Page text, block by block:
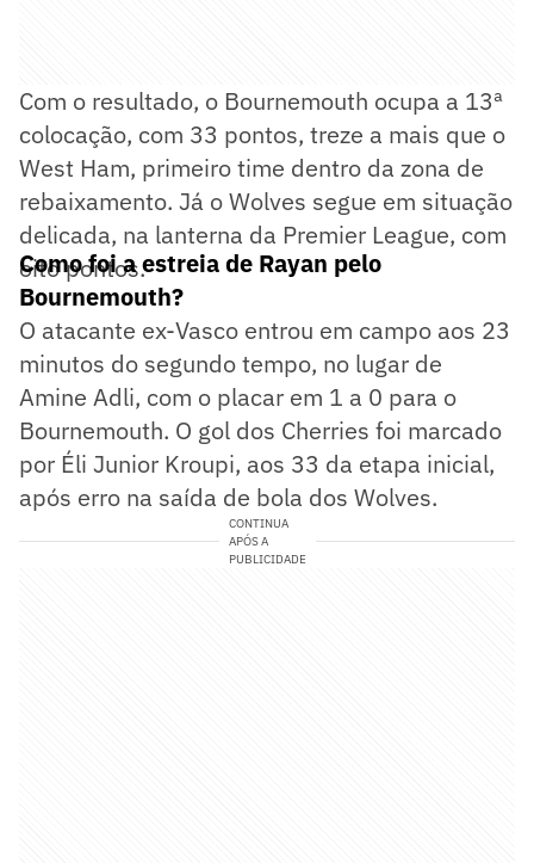
Com o resultado, o Bournemouth ocupa a 13ª
colocação, com 33 pontos, treze a mais que o
West Ham, primeiro time dentro da zona de
rebaixamento. Já o Wolves segue em situação
delicada, na lanterna da Premier League, com
oito pontos.
Como foi a estreia de Rayan pelo
Bournemouth?
O atacante ex-Vasco entrou em campo aos 23
minutos do segundo tempo, no lugar de
Amine Adli, com o placar em 1 a 0 para o
Bournemouth. O gol dos Cherries foi marcado
por Éli Junior Kroupi, aos 33 da etapa inicial,
após erro na saída de bola dos Wolves.
CONTINUA
APÓS A
PUBLICIDADE